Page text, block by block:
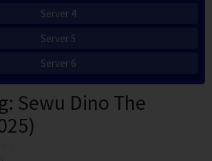
Server 4
Server 5
Server 6
Sewu Dino The